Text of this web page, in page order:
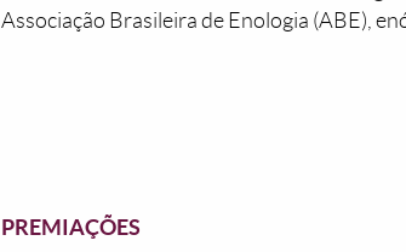
Associação Brasileira de Enologia (ABE),
PREMIAÇÕES